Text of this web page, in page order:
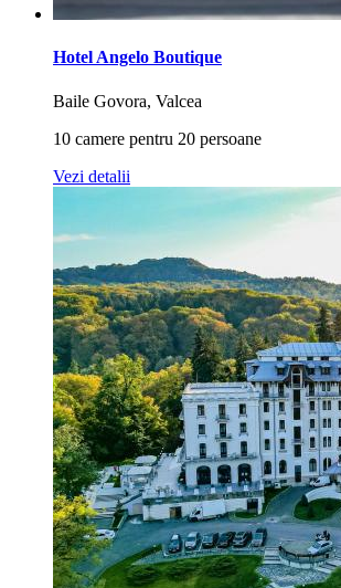
Hotel Angelo Boutique
Baile Govora, Valcea
10 camere pentru 20 persoane
Vezi detalii